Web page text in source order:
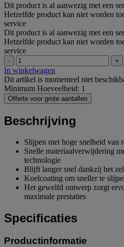
Dit product is al aanwezig met een
Hetzelfde product kan niet worden
service
Dit product is al aanwezig met een
Hetzelfde product kan niet worden
service
- +
In winkelwagen
Dit artikel is momenteel niet
Minimum Hoeveelheid: 1
Offerte voor grote aantallen
Beschrijving
Slijpen met hoge snelheid van
Snelle materiaalverwijdering
technologie
Blijft langer snel dankzij het
Koelcoating om sneller te
Het gewelfd ontwerp zorgt
maximale prestaties
Specificaties
Productinformatie